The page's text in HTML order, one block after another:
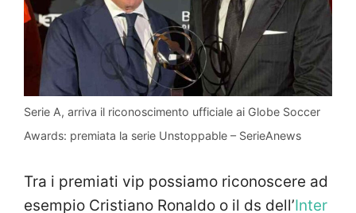
Serie A, arriva il riconoscimento ufficiale ai Globe Soccer
Awards: premiata la serie Unstoppable – SerieAnews
Tra i premiati vip possiamo riconoscere ad
esempio Cristiano Ronaldo o il ds dell’Inter